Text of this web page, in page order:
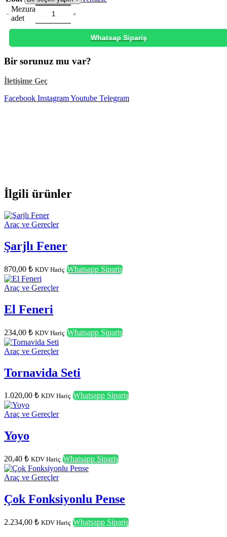
Mezura
adet
Whatsap Sipariş
Bir sorunuz mu var?
İletişime Geç
Facebook InstagramYoutube Telegram
İlgili ürünler
Araç ve Gereçler
Şarjlı Fener
870,00 ₺ KDV Hariç Whatsapp Sipariş
Araç ve Gereçler
El Feneri
234,00 ₺ KDV Hariç Whatsapp Sipariş
Araç ve Gereçler
Tornavida Seti
1.020,00 ₺ KDV Hariç Whatsapp Sipariş
Araç ve Gereçler
Yoyo
20,40 ₺ KDV Hariç Whatsapp Sipariş
Araç ve Gereçler
Çok Fonksiyonlu Pense
2.234,00 ₺ KDV Hariç Whatsapp Sipariş